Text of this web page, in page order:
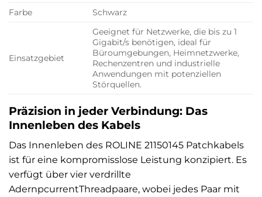
Farbe
Schwarz
Einsatzgebiet
Geeignet für Netzwerke, die bis zu 1
Gigabit/s benötigen, ideal für
Büroumgebungen, Heimnetzwerke,
Rechenzentren und industrielle
Anwendungen mit potenziellen
Störquellen.
Präzision in jeder Verbindung: Das
Innenleben des Kabels
Das Innenleben des ROLINE 21150145 Patchkabels
ist für eine kompromisslose Leistung konzipiert. Es
verfügt über vier verdrillte
AdernpcurrentThreadpaare, wobei jedes Paar mit